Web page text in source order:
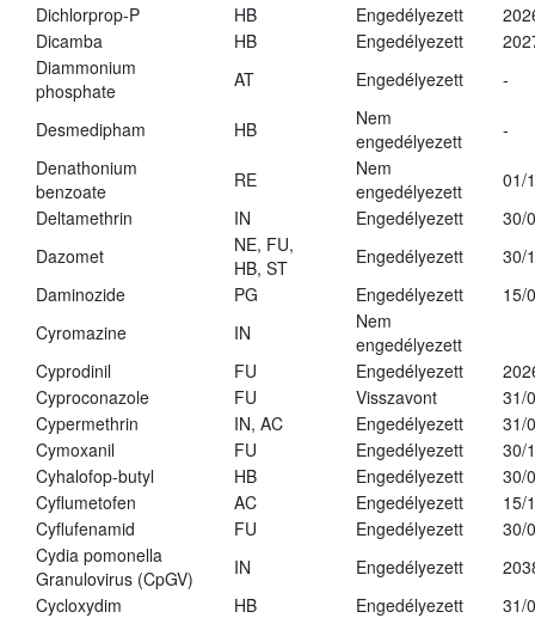
Dichlorprop-P
HB Engedélyezett
Dicamba
HB Engedélyezett
Diammonium
phosphate
AT Engedélyezett -
Desmedipham HB
Nem
engedélyezett
-
Denathonium
benzoate
RE
Nem
engedélyezett
01/
Deltamethrin
IN Engedélyezett
30/
Dazomet
NE, FU,
HB, ST
Engedélyezett
30/
Daminozide
PG Engedélyezett
15/
Cyromazine
IN
Nem
engedélyezett
Cyprodinil
FU Engedélyezett
Cyproconazole
FU Visszavont
31/
Cypermethrin
IN, AC Engedélyezett
31/
Cymoxanil
FU Engedélyezett
30/
Cyhalofop-butyl
HB Engedélyezett
30/
Cyflumetofen
AC Engedélyezett
15/
Cyflufenamid
FU Engedélyezett
30/
Cydia pomonella
Granulovirus (CpGV)
IN Engedélyezett
Cycloxydim
HB Engedélyezett
31/